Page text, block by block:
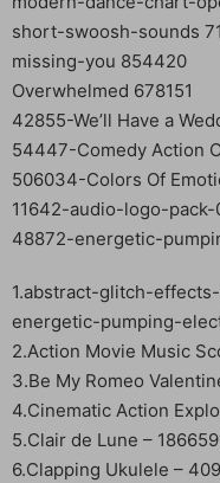
short-swoosh-sounds
missing-you 854420
Overwhelmed 678151
42855-We’ll Have a
54447-Comedy Action
506034-Colors Of
11642-audio-logo-pack-
48872-energetic-
1.abstract-glitch-
energetic-pumping-
2.Action Movie Music
3.Be My Romeo
4.Cinematic Action
5.Clair de Lune –
6.Clapping Ukulele –